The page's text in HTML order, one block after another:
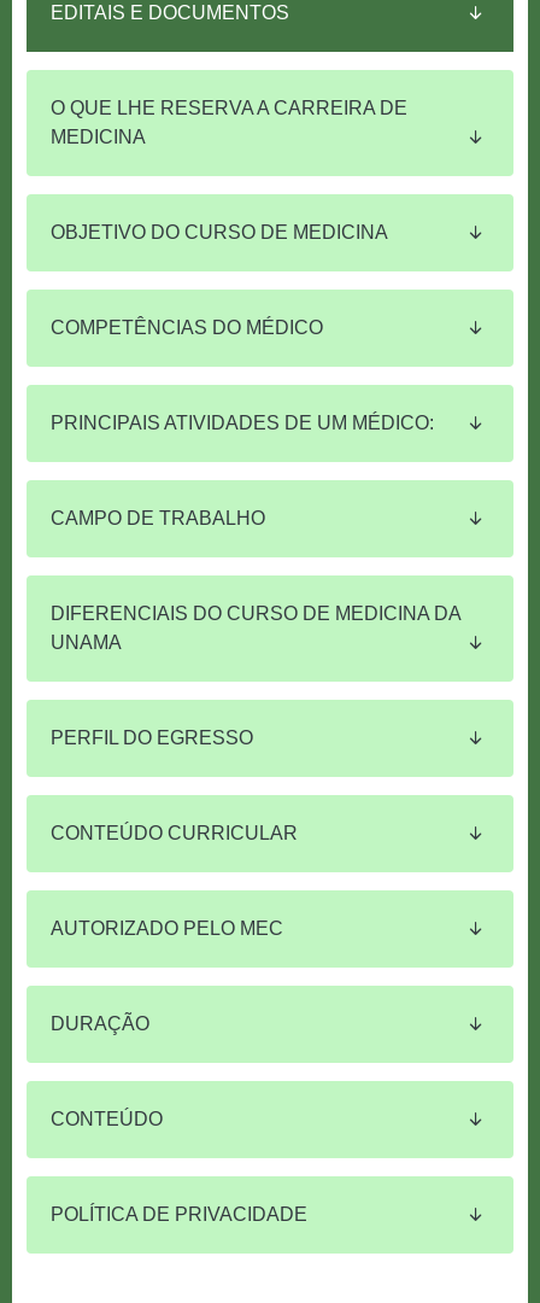
EDITAIS E DOCUMENTOS
O QUE LHE RESERVA A CARREIRA DE
MEDICINA
OBJETIVO DO CURSO DE MEDICINA
COMPETÊNCIAS DO MÉDICO
PRINCIPAIS ATIVIDADES DE UM MÉDICO:
CAMPO DE TRABALHO
DIFERENCIAIS DO CURSO DE MEDICINA DA
UNAMA
PERFIL DO EGRESSO
CONTEÚDO CURRICULAR
AUTORIZADO PELO MEC
DURAÇÃO
CONTEÚDO
POLÍTICA DE PRIVACIDADE